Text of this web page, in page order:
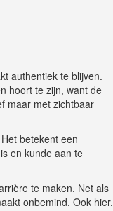
authentiek te blijven.
hoort te zijn, want de
maar met zichtbaar
betekent een
en kunde aan te
te maken. Net als
onbemind. Ook hier.